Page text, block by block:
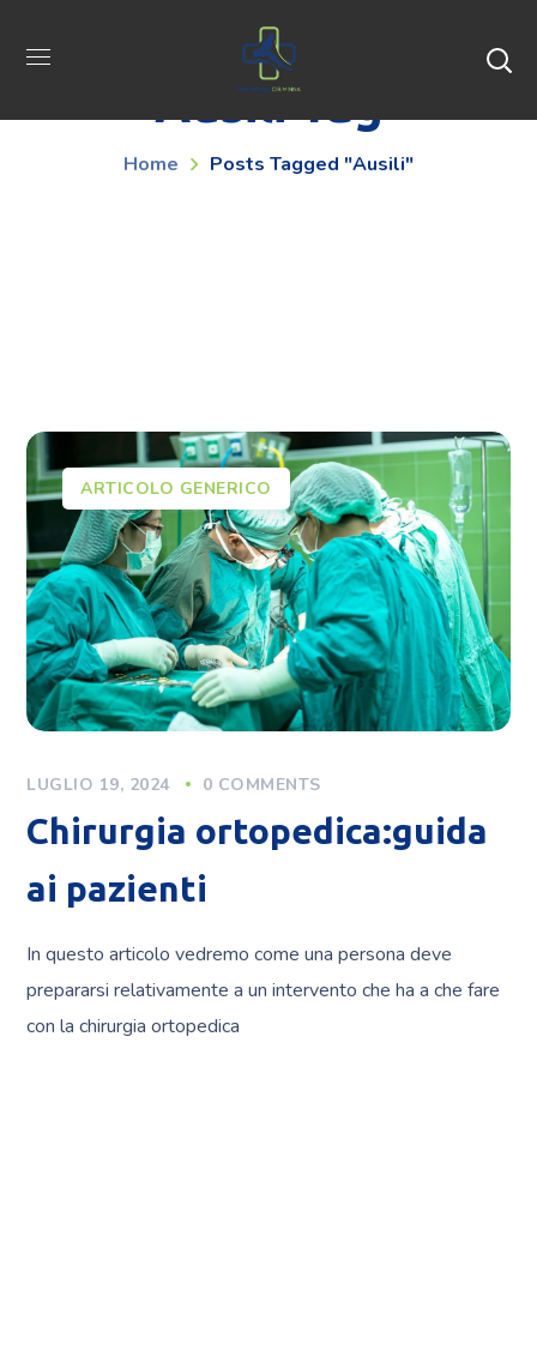
Ausili Tag
Home Posts Tagged "ausili"
ARTICOLO GENERICO
LUGLIO 19, 2024 0 COMMENTS
Chirurgia ortopedica:guida
ai pazienti
In questo articolo vedremo come una persona deve
prepararsi relativamente a un intervento che ha a che fare
con la chirurgia ortopedica